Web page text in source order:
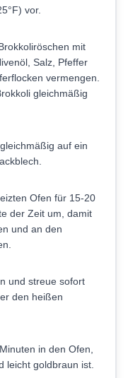
vor.
mit
Salz, Pfeffer
vermengen.
gleichmäßig
auf ein
Ofen für 15-20
der Zeit um, damit
und an den
und streue sofort
den heißen
in den Ofen,
leicht goldbraun ist.